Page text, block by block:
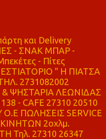
και Delivery
- ΣΝΑΚ ΜΠΑΡ -
- Πίτες
" Η ΠΙΑΤΣΑ
2731082002
& ΨΗΣΤΑΡΙΑ ΛΕΩΝΙΔΑΣ
- CAFE 27310 20510
ΠΩΛΗΣΕΙΣ SERVICE
2οχλμ.
Τηλ. 27310 26347